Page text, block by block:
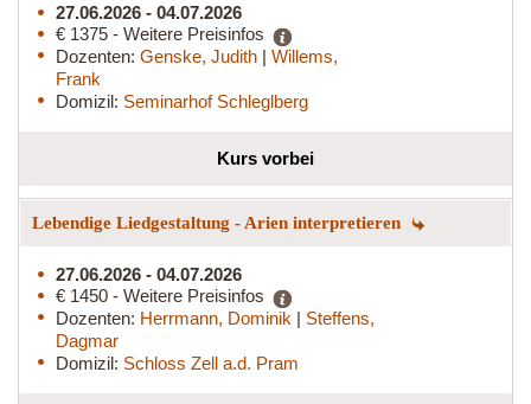
27.06.2026 - 04.07.2026
€ 1375 - Weitere Preisinfos
Dozenten: Genske, Judith | Willems,
Frank
Domizil: Seminarhof Schleglberg
Kurs vorbei
Lebendige Liedgestaltung - Arien interpretieren
27.06.2026 - 04.07.2026
€ 1450 - Weitere Preisinfos
Dozenten: Herrmann, Dominik | Steffens,
Dagmar
Domizil: Schloss Zell a.d. Pram